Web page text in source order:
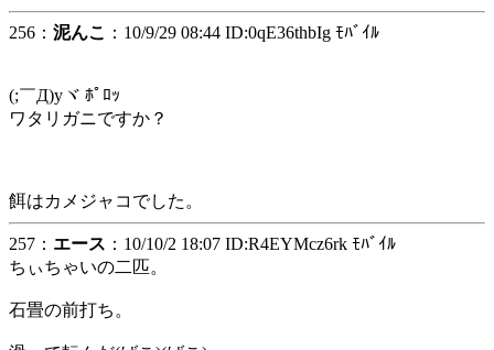
256： 泥んこ ：10/9/29 08:44 ID:0qE36thbIg ﾓﾊﾞｲﾙ
(;￣Д)yヾ ﾎﾟﾛｯ
ワタリガニですか？
餌はカメジャコでした。
257： エース ：10/10/2 18:07 ID:R4EYMcz6rk ﾓﾊﾞｲﾙ
ちぃちゃいの二匹。
石畳の前打ち。